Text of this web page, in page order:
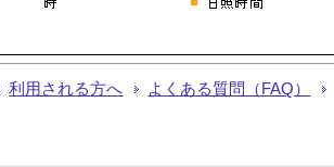
利用される方へ よくある質問（FAQ）